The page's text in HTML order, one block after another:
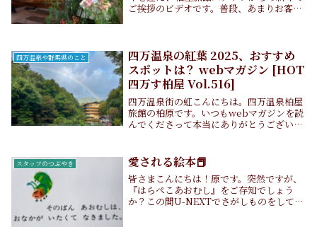
ご挨拶のビデオです。普段、あまりお客さ
だけますよう...
四万温泉や群馬県のこと
四万温泉の紅葉 2025、おすすめ
スポットは？ webマガジン [HOT
四万す柏屋 Vol.516]
四万温泉街の虹こんにちは。四万温泉柏屋
旅館の柏原です。いつもwebマガジンを読
んでくださって本当にありがとうございま
四万の湯は、これからがおすすめ！四万ご
はん...
スタッフのつぶやき 愛される絵本📕
皆さまこんにちは！原です。突然ですが、
『はらぺこあおむし』をご存知でしょう
か？この間U-NEXTでさがしものをしてい